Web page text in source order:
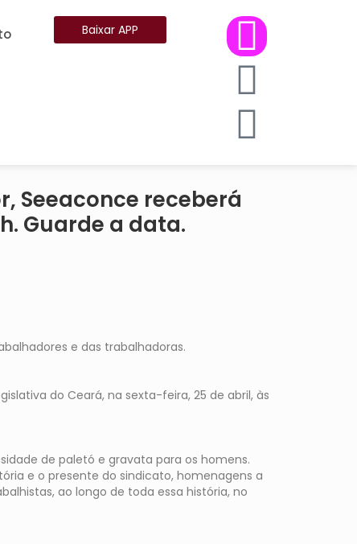
Baixar APP
Seeaconce receberá
Guarde a data.
e das trabalhadoras.
do Ceará, na sexta-feira, 25 de abril, às
de paletó e gravata para os homens.
e o presente do sindicato, homenagens a
ao longo de toda essa história, no